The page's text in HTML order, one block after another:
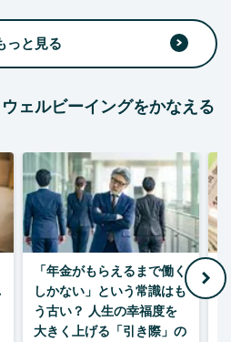
っと見る
ェルビーイングをかなえる
「年金がもらえるまで働く
しかない」という常識はも
う古い？ 人生の幸福度を
大きく上げる「引き際」の